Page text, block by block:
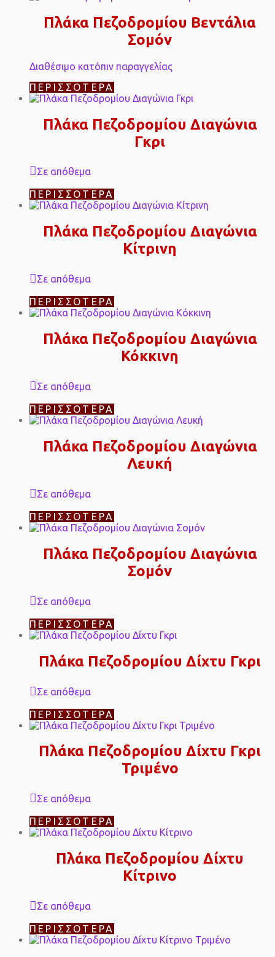
Πλάκα Πεζοδρομίου Βεντάλια
Σομόν
Διαθέσιμο κατόπιν παραγγελίας
ΠΕΡΙΣΣΌΤΕΡΑ
Πλάκα Πεζοδρομίου Διαγώνια
Γκρι
Σε απόθεμα
ΠΕΡΙΣΣΌΤΕΡΑ
Πλάκα Πεζοδρομίου Διαγώνια
Κίτρινη
Σε απόθεμα
ΠΕΡΙΣΣΌΤΕΡΑ
Πλάκα Πεζοδρομίου Διαγώνια
Κόκκινη
Σε απόθεμα
ΠΕΡΙΣΣΌΤΕΡΑ
Πλάκα Πεζοδρομίου Διαγώνια
Λευκή
Σε απόθεμα
ΠΕΡΙΣΣΌΤΕΡΑ
Πλάκα Πεζοδρομίου Διαγώνια
Σομόν
Σε απόθεμα
ΠΕΡΙΣΣΌΤΕΡΑ
Πλάκα Πεζοδρομίου Δίχτυ Γκρι
Σε απόθεμα
ΠΕΡΙΣΣΌΤΕΡΑ
Πλάκα Πεζοδρομίου Δίχτυ Γκρι
Τριμένο
Σε απόθεμα
ΠΕΡΙΣΣΌΤΕΡΑ
Πλάκα Πεζοδρομίου Δίχτυ
Κίτρινο
Σε απόθεμα
ΠΕΡΙΣΣΌΤΕΡΑ